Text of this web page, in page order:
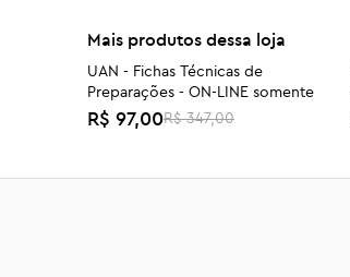
Mais produtos dessa loja
UAN - Fichas Técnicas de
Preparações - ON-LINE somente
R$ 97,00R$ 347,00